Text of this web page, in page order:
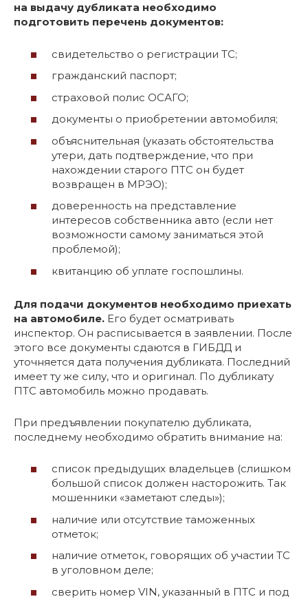
на выдачу дубликата необходимо
подготовить перечень документов:
свидетельство о регистрации ТС;
гражданский паспорт;
страховой полис ОСАГО;
документы о приобретении автомобиля;
объяснительная (указать обстоятельства
утери, дать подтверждение, что при
нахождении старого ПТС он будет
возвращен в МРЭО);
доверенность на представление
интересов собственника авто (если нет
возможности самому заниматься этой
проблемой);
квитанцию об уплате госпошлины.
Для подачи документов необходимо приехать
на автомобиле. Его будет осматривать
инспектор. Он расписывается в заявлении. После
этого все документы сдаются в ГИБДД и
уточняется дата получения дубликата. Последний
имеет ту же силу, что и оригинал. По дубликату
ПТС автомобиль можно продавать.
При предъявлении покупателю дубликата,
последнему необходимо обратить внимание на:
список предыдущих владельцев (слишком
большой список должен насторожить. Так
мошенники «заметают следы»);
наличие или отсутствие таможенных
отметок;
наличие отметок, говорящих об участии ТС
в уголовном деле;
сверить номер VIN, указанный в ПТС и под